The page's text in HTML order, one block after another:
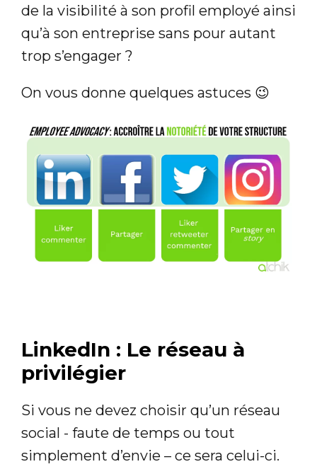
de la visibilité à son profil employé ainsi
qu’à son entreprise sans pour autant
trop s’engager ?
On vous donne quelques astuces 😉
LinkedIn : Le réseau à
privilégier
Si vous ne devez choisir qu’un réseau
social - faute de temps ou tout
simplement d’envie – ce sera celui-ci.